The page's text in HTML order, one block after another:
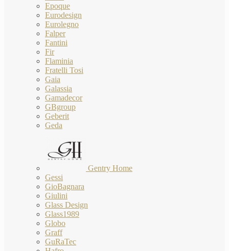
Epoque
Eurodesign
Eurolegno
Falper
Fantini
Fir
Flaminia
Fratelli Tosi
Gaia
Galassia
Gamadecor
GBgroup
Geberit
Geda
Gentry Home
Gessi
GioBagnara
Giulini
Glass Design
Glass1989
Globo
Graff
GuRaTec